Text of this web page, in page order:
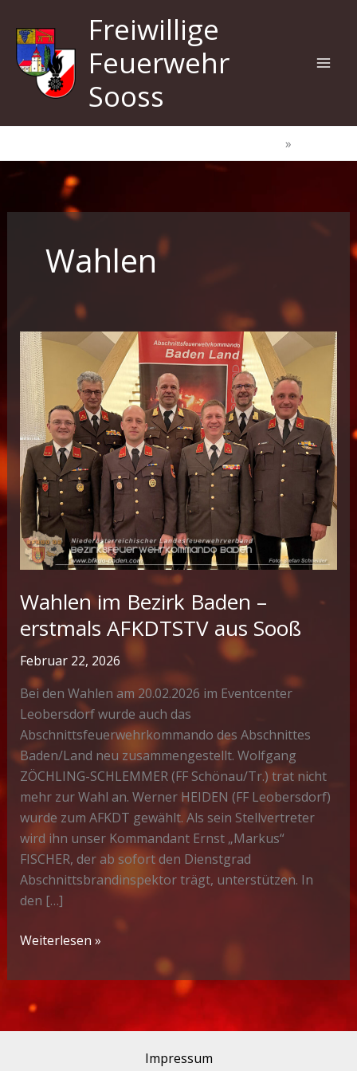
Inhalt
springen
Freiwillige
Feuerwehr
Sooss
Wahlen
Wahlen im Bezirk Baden –
erstmals AFKDTSTV aus Sooß
Februar 22, 2026
Bei den Wahlen am 20.02.2026 im Eventcenter
Leobersdorf wurde auch das
Abschnittsfeuerwehrkommando des Abschnittes
Baden/Land neu zusammengestellt. Wolfgang
ZÖCHLING-SCHLEMMER (FF Schönau/Tr.) trat nicht
mehr zur Wahl an. Werner HEIDEN (FF Leobersdorf)
wurde zum AFKDT gewählt. Als sein Stellvertreter
wird ihn unser Kommandant Ernst „Markus“
FISCHER, der ab sofort den Dienstgrad
Abschnittsbrandinspektor trägt, unterstützen. In
den […]
Wahlen
Bezirk
Baden
Weiterlesen »
Impressum